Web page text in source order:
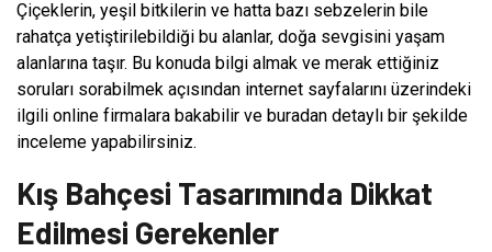
Çiçeklerin, yeşil bitkilerin ve hatta bazı sebzelerin bile
rahatça yetiştirilebildiği bu alanlar, doğa sevgisini yaşam
alanlarına taşır. Bu konuda bilgi almak ve merak ettiğiniz
soruları sorabilmek açısından internet sayfalarını üzerindeki
ilgili online firmalara bakabilir ve buradan detaylı bir şekilde
inceleme yapabilirsiniz.
Kış Bahçesi Tasarımında Dikkat
Edilmesi Gerekenler